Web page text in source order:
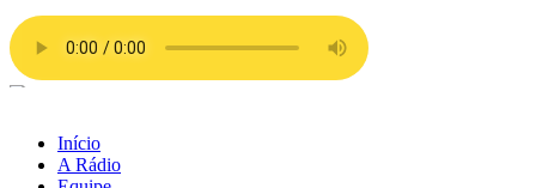
Ir
para
o
conteúdo
Início
A Rádio